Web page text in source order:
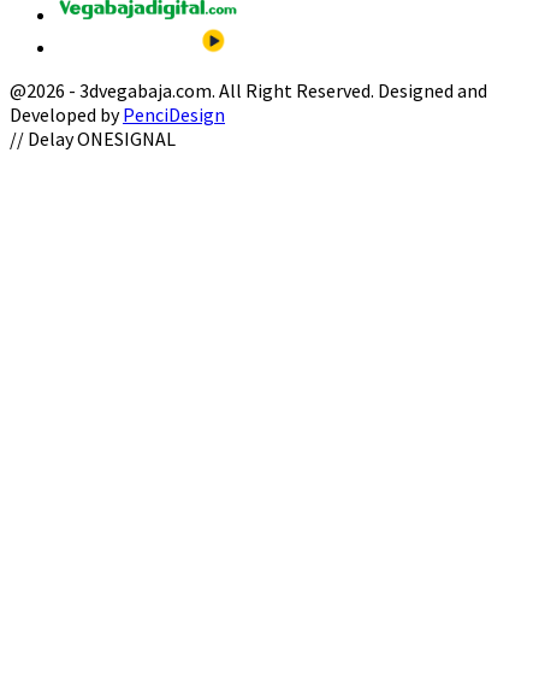
@2026 - 3dvegabaja.com. All Right Reserved. Designed and
Developed byPenciDesign
Facebook
Twitter
Instagram
Youtube
Email
// Delay ONESIGNAL